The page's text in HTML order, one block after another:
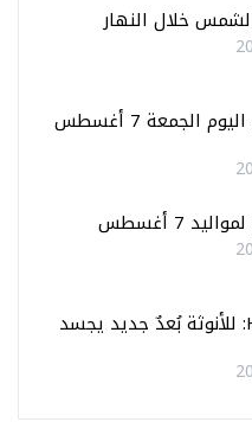
خلال النهار
توقعـات الأبراج اليوم الجمعة 7 أغسطس
7 أغسطس
HAMPTON XS: للأنوثة بُعدٌ جديد يجسد